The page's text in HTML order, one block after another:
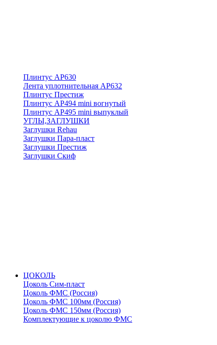
Плинтус АР630
Лента уплотнительная АР632
Плинтус Престиж
Плинтус АР494 mini вогнутый
Плинтус АР495 mini выпуклый
УГЛЫ,ЗАГЛУШКИ
Заглушки Rehau
Заглушки Пара-пласт
Заглушки Престиж
Заглушки Скиф
ЦОКОЛЬ
Цоколь Сим-пласт
Цоколь ФМС (Россия)
Цоколь ФМС 100мм (Россия)
Цоколь ФМС 150мм (Россия)
Комплектующие к цоколю ФМС